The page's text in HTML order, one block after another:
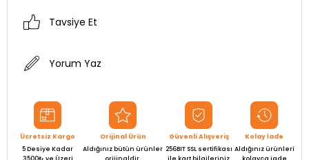
Tavsiye Et
Yorum Yaz
Ücretsiz Kargo
5 Desiye Kadar
Orijinal Ürün
Aldığınız bütün ürünler
Güvenli Alışveriş
256BIT SSL sertifikası
Kolay İade
Aldığınız ürünleri